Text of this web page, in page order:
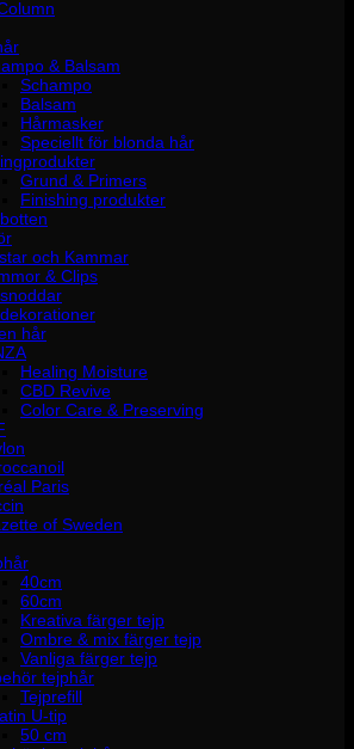
& Balsam
Schampo
Balsam
Hårmasker
Speciellt för blonda hår
Grund & Primers
Finishing produkter
och Kammar
& Clips
hår
Healing Moisture
CBD Revive
Color Care & Preserving
Paris
of Sweden
40cm
60cm
Kreativa färger tejp
Ombre & mix färger tejp
Vanliga färger tejp
tejphår
Tejprefill
U-tip
50 cm